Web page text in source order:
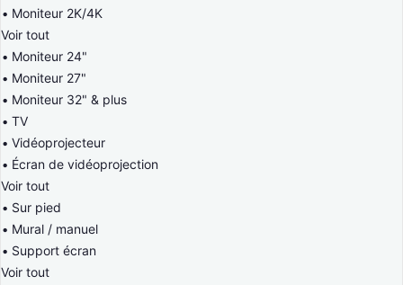
Moniteur 2K/4K
Voir tout
Moniteur 24"
Moniteur 27"
Moniteur 32" & plus
TV
Vidéoprojecteur
Écran de vidéoprojection
Voir tout
Sur pied
Mural / manuel
Support écran
Voir tout